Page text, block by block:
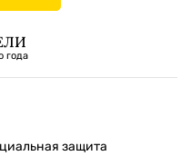
года
защита